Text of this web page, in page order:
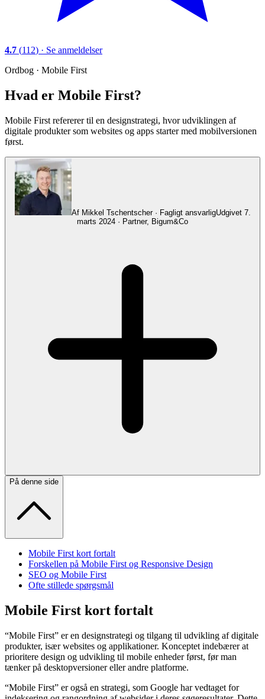
4.7 (112) · Se anmeldelser
Ordbog · Mobile First
Hvad er Mobile First?
Mobile First refererer til en designstrategi, hvor udviklingen af
digitale produkter som websites og apps starter med mobilversionen
først.
Af Mikkel Tschentscher· Fagligt ansvarligUdgivet 7.
marts 2024 · Partner, Bigum&Co
På denne side
Mobile First kort fortalt
Forskellen på Mobile First og Responsive Design
SEO og Mobile First
Ofte stillede spørgsmål
Mobile First kort fortalt
“Mobile First” er en designstrategi og tilgang til udvikling af digitale
produkter, især websites og applikationer. Konceptet indebærer at
prioritere design og udvikling til mobile enheder først, før man
tænker på desktopversioner eller andre platforme.
“Mobile First” er også en strategi, som Google har vedtaget for